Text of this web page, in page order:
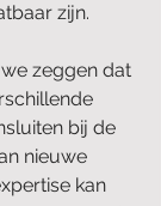
zijn.
zeggen dat
bij de
nieuwe
kan